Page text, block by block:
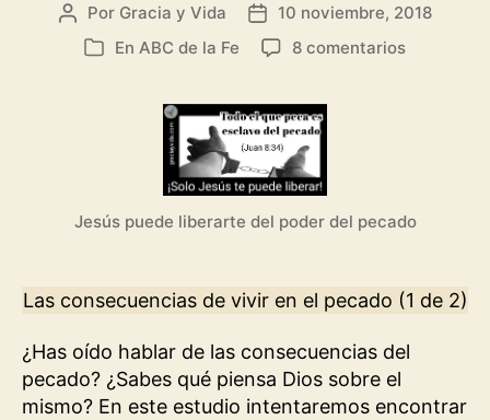
Autor
de
Por Gracia y Vida
Fecha
de
la
10 noviembre, 2018
Categorías
En ABC de la Fe 8 comentariosen
pecado
Jesús puede liberarte del poder del pecado
Las consecuencias de vivir en el pecado (1 de 2)
¿Has oído hablar de las consecuencias del
pecado? ¿Sabes qué piensa Dios sobre el
mismo? En este estudio intentaremos encontrar